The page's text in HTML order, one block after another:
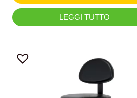
LEGGI TUTTO